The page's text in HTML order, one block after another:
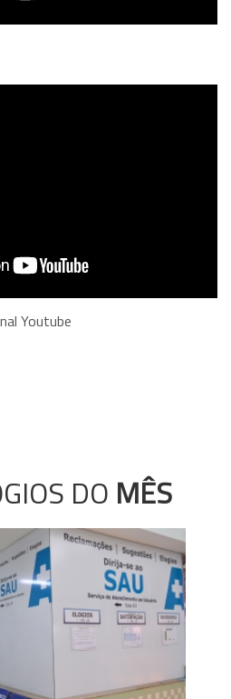
Youtube
DO MÊS